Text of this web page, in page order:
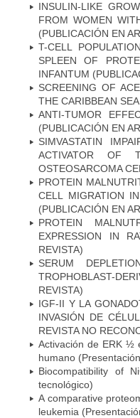
INSULIN-LIKE
FROM WOMEN
(PUBLICACIÓN EN
T-CELL
SPLEEN OF
INFANTUM
SCREENING OF
THE CARIBBEAN
ANTI-TUMOR
(PUBLICACIÓN EN
SIMVASTATIN
ACTIVATOR OF
OSTEOSARCOMA
PROTEIN
CELL MIGRATION
(PUBLICACIÓN EN
PROTEIN
EXPRESSION IN
REVISTA)
SERUM
TROPHOBLAST-
REVISTA)
IGF-II Y LA
INVASIÓN DE
REVISTA NO
Activación de ERK ½
humano
Biocompatibility of
tecnológico)
A comparative
leukemia